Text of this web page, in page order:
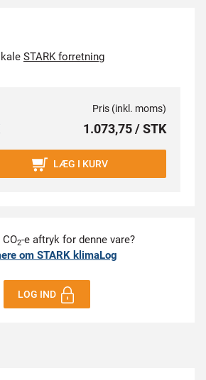
STARK forretning
Pris (inkl. moms)
1.073,75 / STK
LÆG I KURV
2-e aftryk for denne vare?
om STARK klimaLog
LOG IND